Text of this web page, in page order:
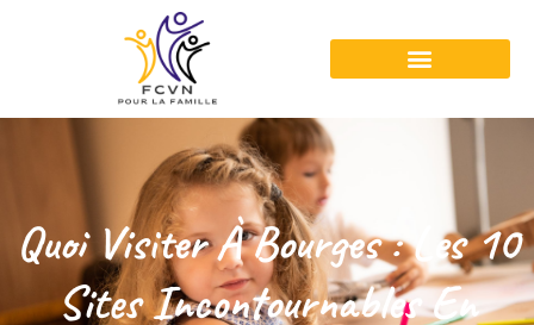
Quoi Visiter À Bourges : Les 10
Sites Incontournables En